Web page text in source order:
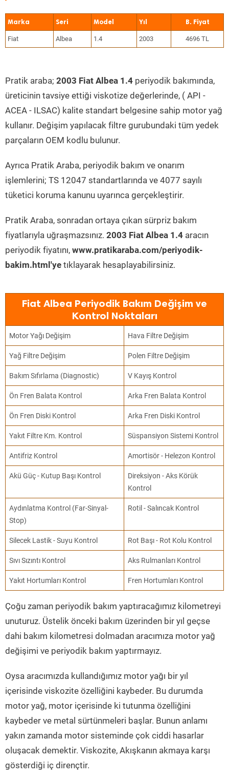
Marka Seri Model Yıl
Fiat Albea 1.4 2003 4696 TL
Pratik araba; 2003 Fiat Albea 1.4 periyodik bakımında,
üreticinin tavsiye ettiği viskotize değerlerinde, ( API -
ACEA - ILSAC) kalite standart belgesine sahip motor yağ
kullanır. Değişim yapılacak filtre gurubundaki tüm yedek
parçaların OEM kodlu bulunur.
Ayrıca Pratik Araba, periyodik bakım ve onarım
işlemlerini; TS 12047 standartlarında ve 4077 sayılı
tüketici koruma kanunu uyarınca gerçekleştirir.
Pratik Araba, sonradan ortaya çıkan sürpriz bakım
fiyatlarıyla uğraşmazsınız. 2003 Fiat Albea 1.4 aracın
periyodik fiyatını, www.pratikaraba.com/periyodik-
bakim.html'ye tıklayarak hesaplayabilirsiniz.
Fiat Albea Periyodik Bakım Değişim ve
Kontrol Noktaları
Motor Yağı Değişim Hava Filtre Değişim
Yağ Filtre Değişim Polen Filtre Değişim
Bakım Sıfırlama (Diagnostic) V Kayış Kontrol
Ön Fren Balata Kontrol Arka Fren Balata Kontrol
Ön Fren Diski Kontrol Arka Fren Diski Kontrol
Yakıt Filtre Km. Kontrol Süspansiyon Sistemi Kontrol
Antifriz Kontrol Amortisör - Helezon Kontrol
Akü Güç - Kutup Başı Kontrol
Direksiyon - Aks Körük
Kontrol
Aydınlatma Kontrol (Far-Sinyal-
Stop)
Rotil - Salıncak Kontrol
Silecek Lastik - Suyu Kontrol Rot Başı - Rot Kolu Kontrol
Sıvı Sızıntı Kontrol Aks Rulmanları Kontrol
Yakıt Hortumları Kontrol Fren Hortumları Kontrol
Çoğu zaman periyodik bakım yaptıracağımız kilometreyi
unuturuz. Üstelik önceki bakım üzerinden bir yıl geçse
dahi bakım kilometresi dolmadan aracımıza motor yağ
değişimi ve periyodik bakım yaptırmayız.
Oysa aracımızda kullandığımız motor yağı bir yıl
içerisinde viskozite özelliğini kaybeder. Bu durumda
motor yağ, motor içerisinde ki tutunma özelliğini
kaybeder ve metal sürtünmeleri başlar. Bunun anlamı
yakın zamanda motor sisteminde çok ciddi hasarlar
oluşacak demektir. Viskozite, Akışkanın akmaya karşı
gösterdiği iç dirençtir.